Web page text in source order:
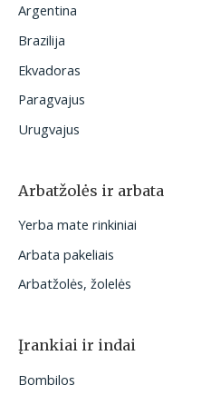
Argentina
Brazilija
Ekvadoras
Paragvajus
Urugvajus
Arbatžolės ir arbata
Yerba mate rinkiniai
Arbata pakeliais
Arbatžolės, žolelės
Įrankiai ir indai
Bombilos